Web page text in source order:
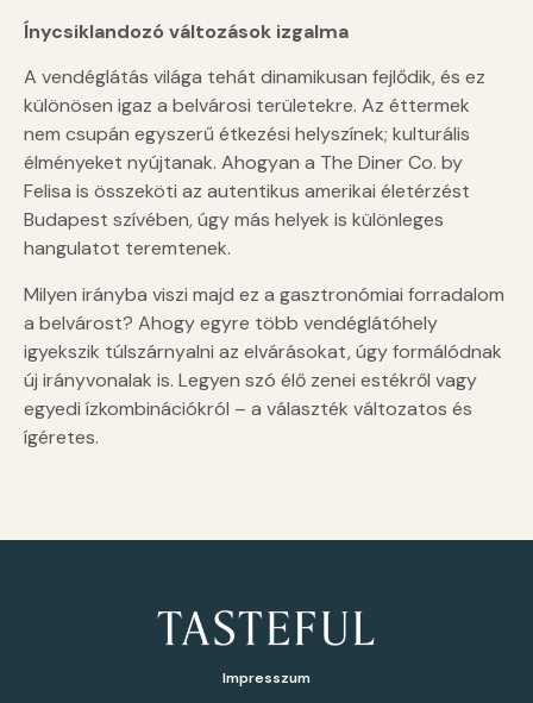
Ínycsiklandozó változások izgalma
A vendéglátás világa tehát dinamikusan fejlődik, és ez
különösen igaz a belvárosi területekre. Az éttermek
nem csupán egyszerű étkezési helyszínek; kulturális
élményeket nyújtanak. Ahogyan a The Diner Co. by
Felisa is összeköti az autentikus amerikai életérzést
Budapest szívében, úgy más helyek is különleges
hangulatot teremtenek.
Milyen irányba viszi majd ez a gasztronómiai forradalom
a belvárost? Ahogy egyre több vendéglátóhely
igyekszik túlszárnyalni az elvárásokat, úgy formálódnak
új irányvonalak is. Legyen szó élő zenei estékről vagy
egyedi ízkombinációkról – a választék változatos és
ígéretes.
Impresszum